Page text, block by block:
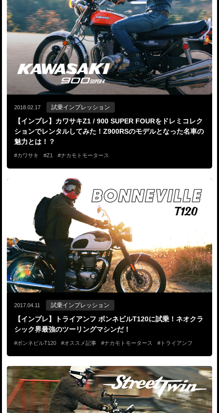
2018.02.17 試乗インプレッション
【インプレ】カワサキZ1 / 900 SUPER FOURをドレミコレク
ションでレンタルしてみた！Z900RSのモデルとなった名車の
魅力とは！？
カワサキ Z1 ナカモトモータース
2017.04.11 試乗インプレッション
【インプレ】トライアンフ ボンネビルT120に試乗！ネオクラ
シック界最強のツーリングマシンだ！
ボンネビルT120 オススメ記事 ナカモトモータース トライアンフ